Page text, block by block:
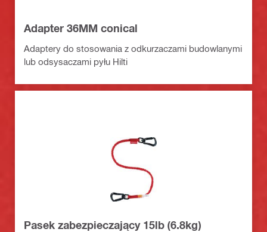
Adapter 36MM conical
Adaptery do stosowania z odkurzaczami budowlanymi
lub odsysaczami pyłu Hilti
Pasek zabezpieczający 15lb (6.8kg)